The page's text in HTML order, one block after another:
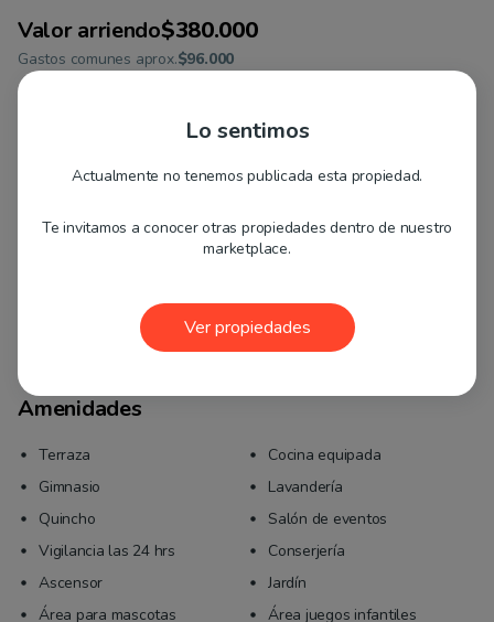
Valor arriendo$380.000
Gastos comunes aprox.$96.000
Características
41 m² totales
36 m² útiles
Poniente
Admite mascotas
Sin estacionamiento
Con conexión a lavadora
Amenidades
Terraza
Cocina equipada
Gimnasio
Lavandería
Quincho
Salón de eventos
Vigilancia las 24 hrs
Conserjería
Ascensor
Jardín
Área para mascotas
Área juegos infantiles
Lo sentimos
Actualmente no tenemos publicada esta propiedad.
Te invitamos a conocer otras propiedades dentro de nuestro
marketplace.
Ver propiedades